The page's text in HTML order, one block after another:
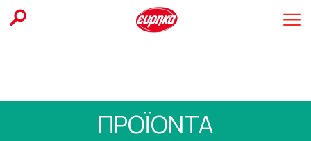
Skip
to
ΠΡΟΪΟΝΤΑ